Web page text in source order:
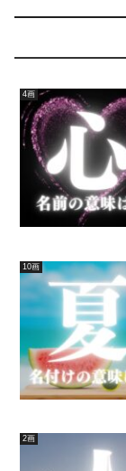
4画
10画
2画